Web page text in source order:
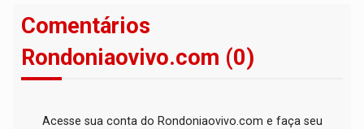
Comentários
Rondoniaovivo.com (0)
Acesse sua conta do Rondoniaovivo.com e faça seu